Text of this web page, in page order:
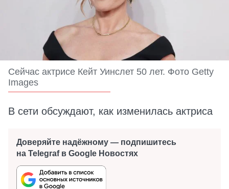
Сейчас актрисе Кейт Уинслет 50 лет. Фото Getty
Images
В сети обсуждают, как изменилась актриса
Доверяйте надёжному — подпишитесь
на Telegraf в Google Новостях